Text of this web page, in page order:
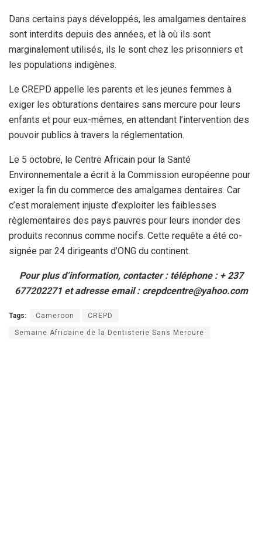
Dans certains pays développés, les amalgames dentaires
sont interdits depuis des années, et là où ils sont
marginalement utilisés, ils le sont chez les prisonniers et
les populations indigènes.
Le CREPD appelle les parents et les jeunes femmes à
exiger les obturations dentaires sans mercure pour leurs
enfants et pour eux-mêmes, en attendant l’intervention des
pouvoir publics à travers la réglementation.
Le 5 octobre, le Centre Africain pour la Santé
Environnementale a écrit à la Commission européenne pour
exiger la fin du commerce des amalgames dentaires. Car
c’est moralement injuste d’exploiter les faiblesses
règlementaires des pays pauvres pour leurs inonder des
produits reconnus comme nocifs. Cette requête a été co-
signée par 24 dirigeants d’ONG du continent.
Pour plus d’information, contacter : téléphone : + 237
677202271 et adresse email : crepdcentre@yahoo.com
Tags: Cameroon CREPD
Semaine Africaine de la Dentisterie Sans Mercure